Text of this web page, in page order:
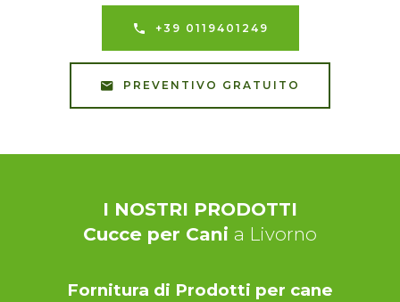
+39 0119401249
PREVENTIVO GRATUITO
I NOSTRI PRODOTTI
Cucce per Cani a Livorno
Fornitura di Prodotti per cane